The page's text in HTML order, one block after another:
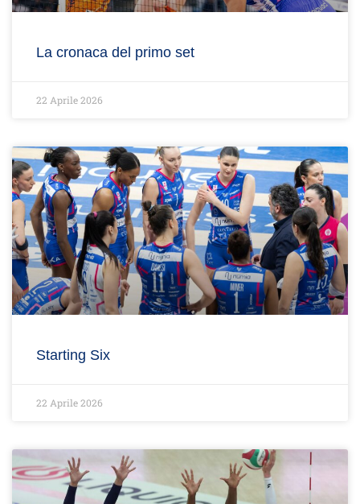
La cronaca del primo set
22 Aprile 2026
Starting Six
22 Aprile 2026